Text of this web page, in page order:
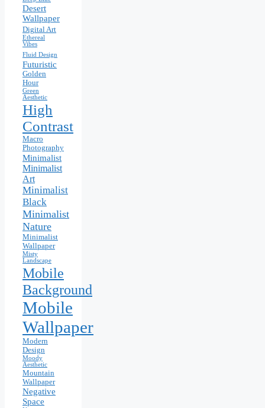
Desert
Wallpaper
Digital Art
Ethereal
Vibes
Fluid Design
Futuristic
Golden
Hour
Green
Aesthetic
High
Contrast
Macro
Photography
Minimalist
Minimalist
Art
Minimalist
Black
Minimalist
Nature
Minimalist
Wallpaper
Misty
Landscape
Mobile
Background
Mobile
Wallpaper
Modern
Design
Moody
Aesthetic
Mountain
Wallpaper
Negative
Space